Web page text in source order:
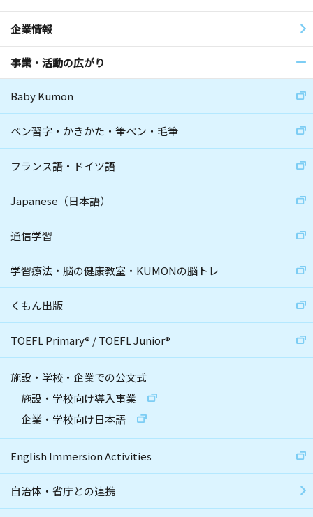
企業情報
事業・活動の広がり
Baby Kumon
ペン習字・かきかた・筆ペン・毛筆
フランス語・ドイツ語
Japanese（日本語）
通信学習
学習療法・脳の健康教室・KUMONの脳トレ
くもん出版
TOEFL Primary® /TOEFL Junior®
施設・学校・企業での公文式
施設・学校向け導入事業
企業・学校向け日本語
English Immersion Activities
自治体・省庁との連携